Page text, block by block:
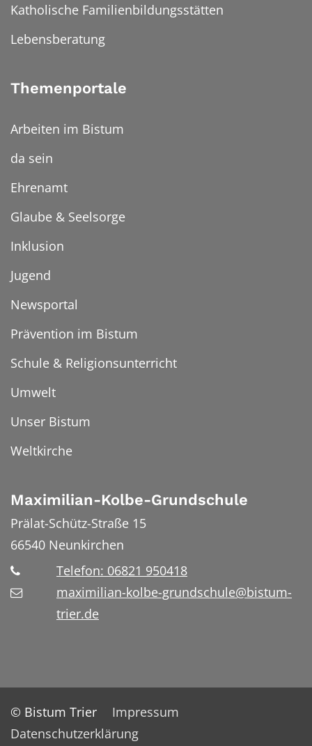
Katholische Familienbildungsstätten
Lebensberatung
Themenportale
Arbeiten im Bistum
da sein
Ehrenamt
Glaube & Seelsorge
Inklusion
Jugend
Newsportal
Prävention im Bistum
Schule & Religionsunterricht
Umwelt
Unser Bistum
Weltkirche
Maximilian-Kolbe-Grundschule
Prälat-Schütz-Straße 15
66540 Neunkirchen
Telefon: 06821 950418
maximilian-kolbe-grundschule@bistum-
trier.de
© Bistum Trier
Impressum
Datenschutzerklärung